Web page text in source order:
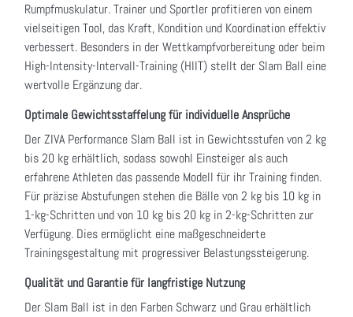
Rumpfmuskulatur. Trainer und Sportler profitieren von einem
vielseitigen Tool, das Kraft, Kondition und Koordination effektiv
verbessert. Besonders in der Wettkampfvorbereitung oder beim
High-Intensity-Intervall-Training (HIIT) stellt der Slam Ball eine
wertvolle Ergänzung dar.
Optimale Gewichtsstaffelung für individuelle Ansprüche
Der ZIVA Performance Slam Ball ist in Gewichtsstufen von 2 kg
bis 20 kg erhältlich, sodass sowohl Einsteiger als auch
erfahrene Athleten das passende Modell für ihr Training finden.
Für präzise Abstufungen stehen die Bälle von 2 kg bis 10 kg in
1-kg-Schritten und von 10 kg bis 20 kg in 2-kg-Schritten zur
Verfügung. Dies ermöglicht eine maßgeschneiderte
Trainingsgestaltung mit progressiver Belastungssteigerung.
Qualität und Garantie für langfristige Nutzung
Der Slam Ball ist in den Farben Schwarz und Grau erhältlich